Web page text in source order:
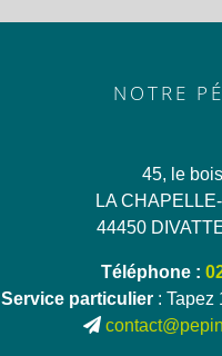
NOTRE
45, le
LA
44450
Téléphone :
Service particulier : Tapez